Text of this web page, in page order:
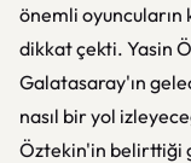
önemli oyuncuların
dikkat çekti. Yasin
Galatasaray'ın
nasıl bir yol
Öztekin'in belirttiği